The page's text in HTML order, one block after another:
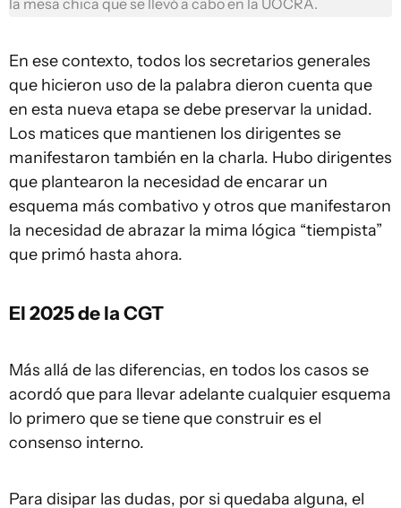
la mesa chica que se llevó a cabo en la UOCRA.
En ese contexto, todos los secretarios generales
que hicieron uso de la palabra dieron cuenta que
en esta nueva etapa se debe preservar la unidad.
Los matices que mantienen los dirigentes se
manifestaron también en la charla. Hubo dirigentes
que plantearon la necesidad de encarar un
esquema más combativo y otros que manifestaron
la necesidad de abrazar la mima lógica “tiempista”
que primó hasta ahora.
El 2025 de la CGT
Más allá de las diferencias, en todos los casos se
acordó que para llevar adelante cualquier esquema
lo primero que se tiene que construir es el
consenso interno.
Para disipar las dudas, por si quedaba alguna, el